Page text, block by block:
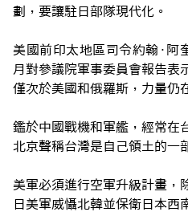
劃，要讓駐日部隊現代化。
美國前印太地區司令約翰·阿
月對參議院軍事委員會報告表
僅次於美國和俄羅斯，力量仍
鑑於中國戰機和軍艦，經常在
北京聲稱台灣是自己領土的一
美軍必須進行空軍升級計畫，
日美軍威懾北韓並保衛日本西